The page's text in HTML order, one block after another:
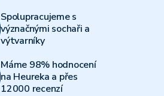
Spolupracujeme s
význačnými sochaři a
výtvarníky
Máme 98% hodnocení
na Heureka a přes
12000 recenzí